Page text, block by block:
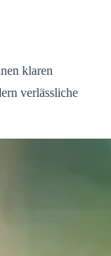
klaren
verlässliche